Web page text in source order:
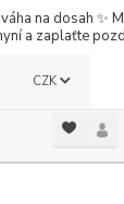
na dosah ✨
a zaplaťte
CZK